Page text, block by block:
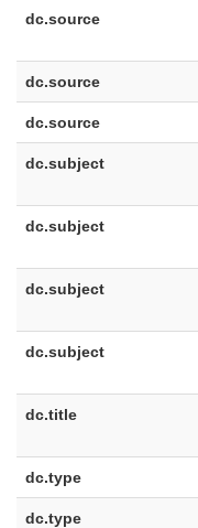
dc.source
dc.source
dc.source
dc.subject
dc.subject
dc.subject
dc.subject
dc.title
dc.type
dc.type